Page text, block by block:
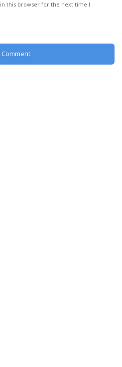
this browser for the next time I